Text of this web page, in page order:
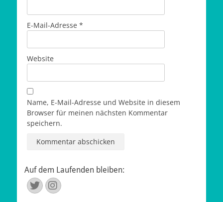
E-Mail-Adresse *
Website
Name, E-Mail-Adresse und Website in diesem
Browser für meinen nächsten Kommentar
speichern.
Auf dem Laufenden bleiben:
Twitter
Instagram